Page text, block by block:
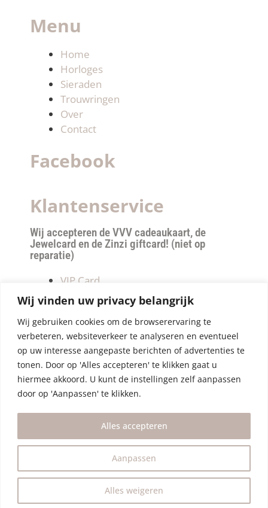
Wij vinden uw privacy belangrijk
Wij gebruiken cookies om de browserervaring te
verbeteren, websiteverkeer te analyseren en eventueel
op uw interesse aangepaste berichten of advertenties te
tonen. Door op 'Alles accepteren' te klikken gaat u
hiermee akkoord. U kunt de instellingen zelf aanpassen
door op 'Aanpassen' te klikken.
Aanpassen
Alles weigeren
Alles accepteren
Menu
Home
Horloges
Sieraden
Trouwringen
Over
Contact
Facebook
Klantenservice
Wij accepteren de VVV cadeaukaart, de
Jewelcard en de Zinzi giftcard! (niet op
reparatie)
VIP Card
Retourneren
Betalen & verzendkosten
Privacy Policy
Algemene Voorwaarden